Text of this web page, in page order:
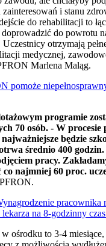
zainteresowań i stanu
do rehabilitacji to
doprowadzić do powrotu
otrzymają
medycznej,
Marlena Maląg.
pomoże
programie
70 osób. - W
będzie
średnio 400 godzin.
pracy.
co najmniej 60 proc.
pracownika
na 8-godzinny
ośrodku to 3-4 miesiące,